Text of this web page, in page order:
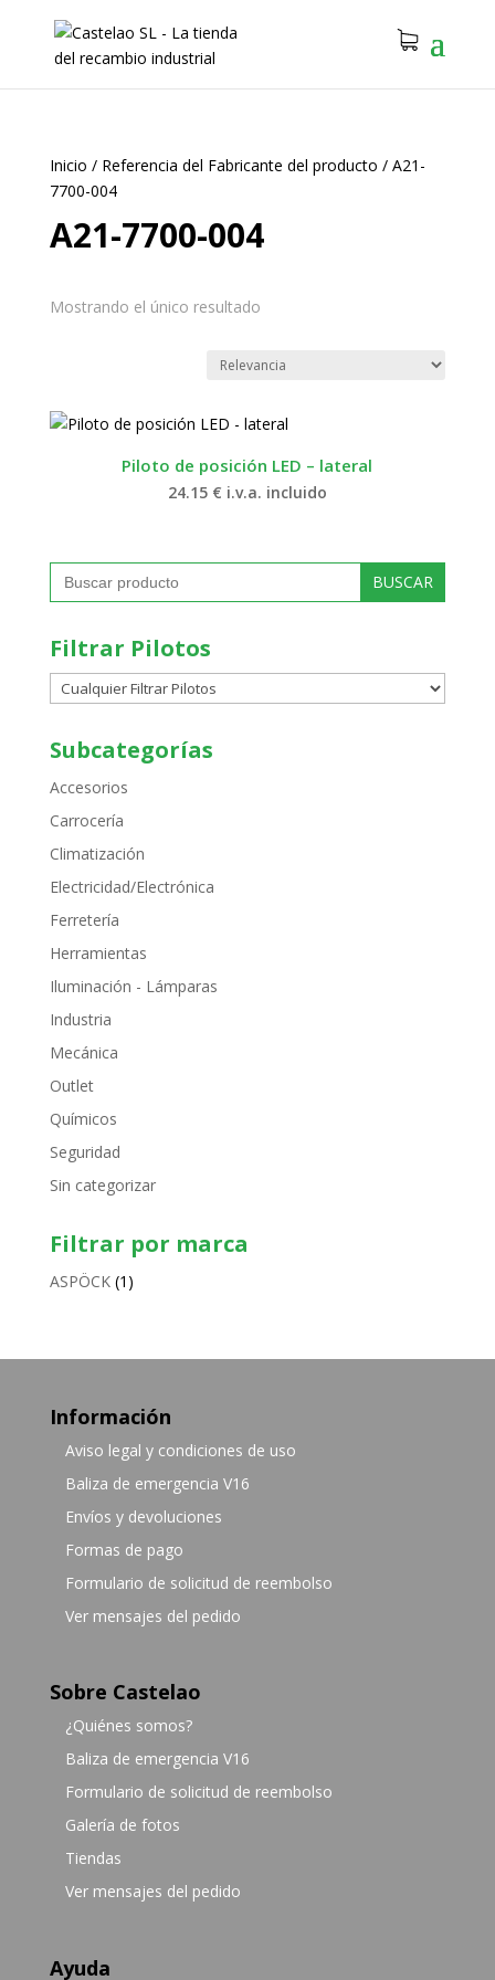
Inicio / Referencia del Fabricante del producto / A21-
7700-004
A21-7700-004
Mostrando el único resultado
Piloto de posición LED – lateral
24.15 € i.v.a. incluido
Buscar:
Filtrar Pilotos
Subcategorías
Accesorios
Carrocería
Climatización
Electricidad/Electrónica
Ferretería
Herramientas
Iluminación - Lámparas
Industria
Mecánica
Outlet
Químicos
Seguridad
Sin categorizar
Filtrar por marca
ASPÖCK (1)
Información
Aviso legal y condiciones de uso
Baliza de emergencia V16
Envíos y devoluciones
Formas de pago
Formulario de solicitud de reembolso
Ver mensajes del pedido
Sobre Castelao
¿Quiénes somos?
Baliza de emergencia V16
Formulario de solicitud de reembolso
Galería de fotos
Tiendas
Ver mensajes del pedido
Ayuda